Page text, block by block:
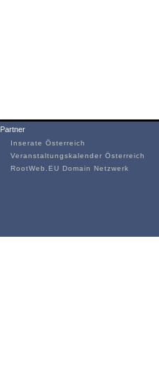
Partner
Inserate Österreich
Veranstaltungskalender Österreich
RootWeb.EU Domain Netzwerk